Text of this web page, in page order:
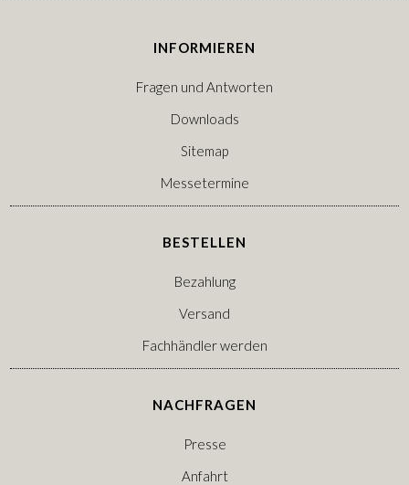
INFORMIEREN
Fragen und Antworten
Downloads
Sitemap
Messetermine
BESTELLEN
Bezahlung
Versand
Fachhändler werden
NACHFRAGEN
Presse
Anfahrt